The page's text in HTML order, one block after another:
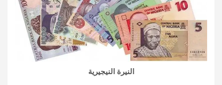
النيرة النيجيرية